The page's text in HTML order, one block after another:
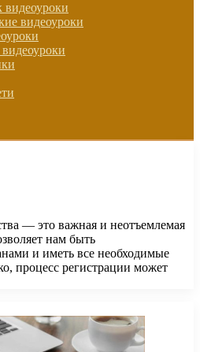
видеоуроки
видеоуроки
— это важная и неотъемлемая
нам быть
и иметь все необходимые
процесс регистрации может